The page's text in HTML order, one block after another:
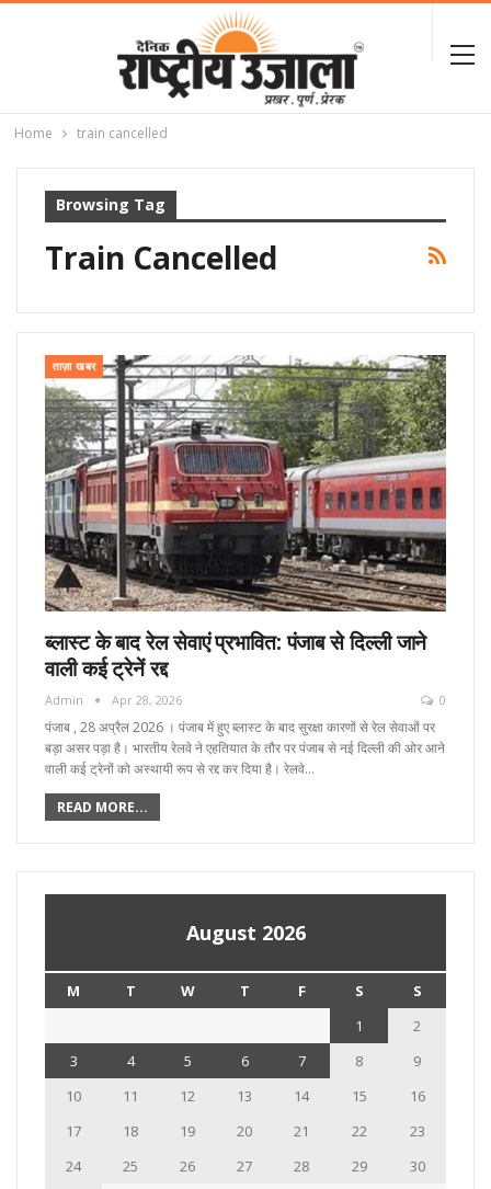
Home train cancelled
Browsing Tag
Train Cancelled
ताज़ा खबर
ब्लास्ट के बाद रेल सेवाएं प्रभावित: पंजाब से दिल्ली जाने
वाली कई ट्रेनें रद्द
Admin Apr 28, 2026 0
पंजाब , 28 अप्रैल 2026 । पंजाब में हुए ब्लास्ट के बाद सुरक्षा कारणों से रेल सेवाओं पर
बड़ा असर पड़ा है। भारतीय रेलवे ने एहतियात के तौर पर पंजाब से नई दिल्ली की ओर आने
वाली कई ट्रेनों को अस्थायी रूप से रद्द कर दिया है। रेलवे…
READ MORE...
August 2026
M T W T F S
S
1
2
3
4 5 6 7 8
9
10
11 12 13 14 15
16
17
18 19 20 21 22
23
24
25 26 27 28 29
30